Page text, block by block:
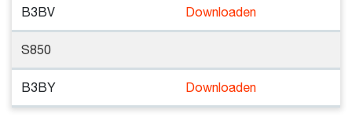
B3BV Downloaden
S850
B3BY Downloaden